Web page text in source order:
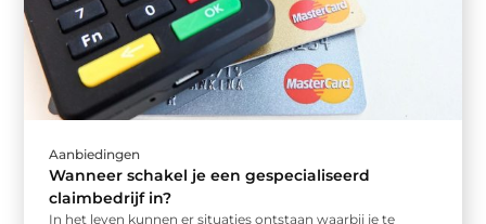
Aanbiedingen
Wanneer schakel je een gespecialiseerd
claimbedrijf in?
In het leven kunnen er situaties ontstaan waarbij je te